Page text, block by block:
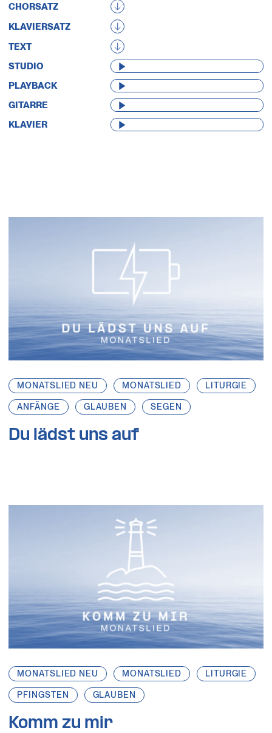
CHORSATZ
KLAVIERSATZ
TEXT
STUDIO
AUDIO-
PLAYER
PLAYBACK
AUDIO-
PLAYER
GITARRE
AUDIO-
PLAYER
KLAVIER
AUDIO-
MONATSLIED NEU MONATSLIED LITURGIE
ANFÄNGE GLAUBEN SEGEN
Du lädst uns auf
MONATSLIED NEU MONATSLIED LITURGIE
PFINGSTEN GLAUBEN
Komm zu mir